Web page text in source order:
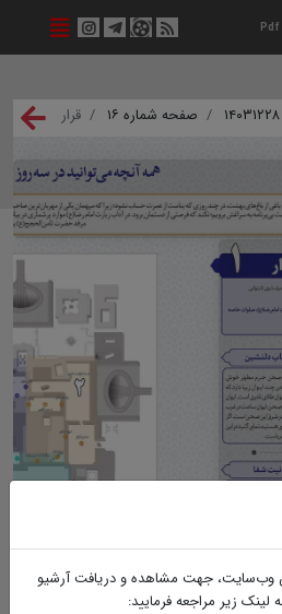
صفحه شماره ۱۶ قرار
وب‌سایت، جهت مشاهده و دریافت آرشیو
لینک زیر مراجعه فرمایید: